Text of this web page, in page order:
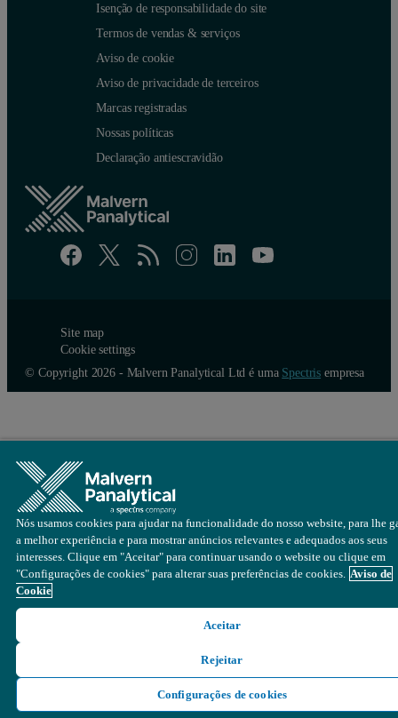
Isenção de responsabilidade do site
Termos de vendas & serviços
Aviso de cookie
Aviso de privacidade de terceiros
Marcas registradas
Nossas políticas
Declaração antiescravidão
Site map
Cookie settings
© Copyright 2026 - Malvern Panalytical Ltd é uma Spectris empresa
Nós usamos cookies para ajudar na funcionalidade do nosso website, para lhe
a melhor experiência e para mostrar anúncios relevantes e adequados aos seus
interesses. Clique em "Aceitar" para continuar usando o website ou clique em
"Configurações de cookies" para alterar suas preferências de cookies. Aviso de
Cookie
Aceitar
Rejeitar
Configurações de cookies